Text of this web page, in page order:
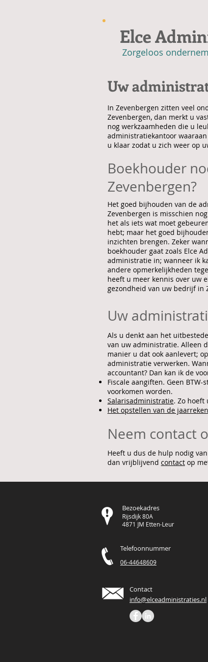
Elce
Zorgeloos
Uw
In Zevenbergen zitten veel
Zevenbergen, dan merkt u
nog werkzaamheden die u
administratiekantoor
u klaar zodat u zich weer op
Boekhouder
Zevenbergen?
Het goed bijhouden van de
Zevenbergen is misschien
het als iets wat moet
hebt; maar het goed
inzichten brengen. Zeker
boekhouder gaat zoals Elce
administratie in; wanneer ik
andere opmerkelijkheden
heeft u meer kennis over uw
gezondheid van uw bedrijf in
Uw
Als u denkt aan het
van uw administratie. Alleen
manier u dat ook aanlevert;
administratie verwerken.
accountant? Dan kan ik de
Fiscale aangiften. Geen
voorkomen worden.
Salarisadministratie. Zo hoeft
Het opstellen van de
Neem contact
Heeft u dus de hulp nodig
dan vrijblijvend contact op
Bezoekadres
Rijsdijk 80A
4871 JM Etten-Leur
Telefoonnummer
06-44648609
Contact
info@elceadministraties.nl